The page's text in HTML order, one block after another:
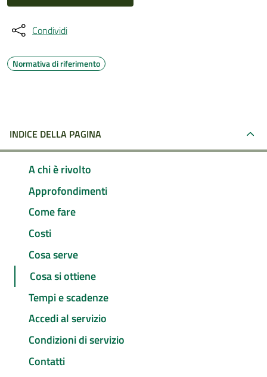
Condividi
Normativa di riferimento
INDICE DELLA PAGINA
A chi è rivolto
Approfondimenti
Come fare
Costi
Cosa serve
Cosa si ottiene
Tempi e scadenze
Accedi al servizio
Condizioni di servizio
Contatti